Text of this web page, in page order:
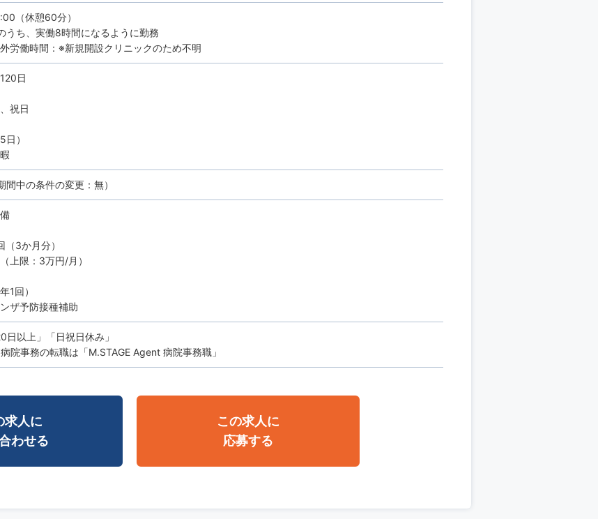
（休憩60分）
うち、実働8時間になるように勤務
外労働時間：※新規開設クリニックのため不明
日
祝日
日）
間中の条件の変更：無）
（3か月分）
上限：3万円/月）
1回）
ザ予防接種補助
日以上」「日祝日休み」
院事務の転職は「M.STAGE Agent 病院事務職」
求人に
わせる
この求人に
応募する